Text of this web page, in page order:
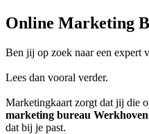
Online Marketing
Ben jij op zoek naar een expert
Lees dan vooral verder.
Marketingkaart zorgt dat jij die
marketing bureau Werkhoven
dat bij je past.